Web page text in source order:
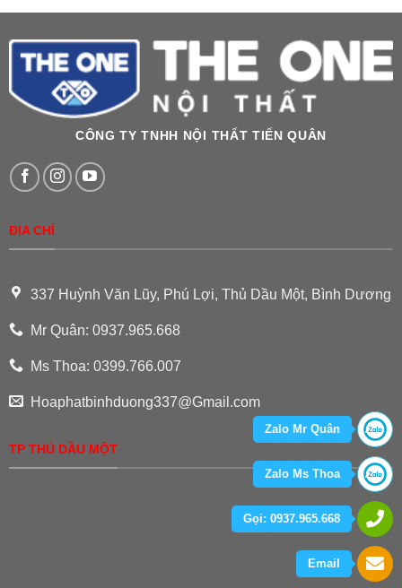
CÔNG TY TNHH NỘI THẤT TIẾN QUÂN
ĐỊA CHỈ
337 Huỳnh Văn Lũy, Phú Lợi, Thủ Dầu Một, Bình Dương
Mr Quân: 0937.965.668
Ms Thoa: 0399.766.007
Hoaphatbinhduong337@Gmail.com
TP THỦ DẦU MỘT
Zalo Mr Quân
Zalo Ms Thoa
Gọi: 0937.965.668
Email